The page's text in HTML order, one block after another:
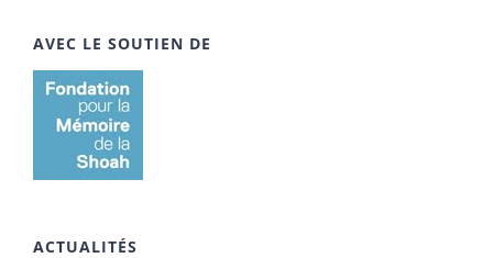
AVEC LE SOUTIEN DE
ACTUALITÉS